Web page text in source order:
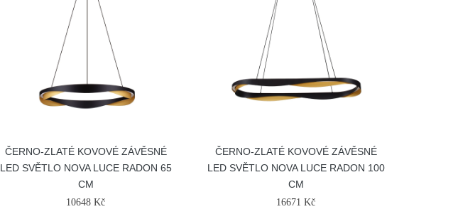
ČERNO-ZLATÉ KOVOVÉ ZÁVĚSNÉ
LED SVĚTLO NOVA LUCE RADON 65
CM
10648 Kč
ČERNO-ZLATÉ KOVOVÉ ZÁVĚSNÉ
LED SVĚTLO NOVA LUCE RADON 100
CM
16671 Kč